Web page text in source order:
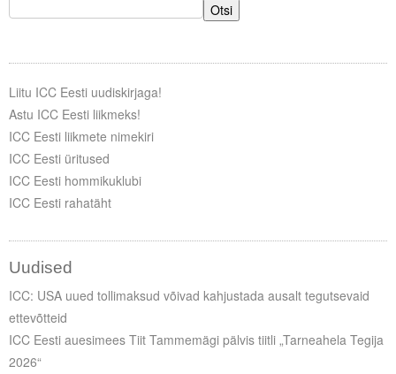
Otsi
Liitu ICC Eesti uudiskirjaga!
Astu ICC Eesti liikmeks!
ICC Eesti liikmete nimekiri
ICC Eesti üritused
ICC Eesti hommikuklubi
ICC Eesti rahatäht
Uudised
ICC: USA uued tollimaksud võivad kahjustada ausalt tegutsevaid
ettevõtteid
ICC Eesti auesimees Tiit Tammemägi pälvis tiitli „Tarneahela Tegija
2026“